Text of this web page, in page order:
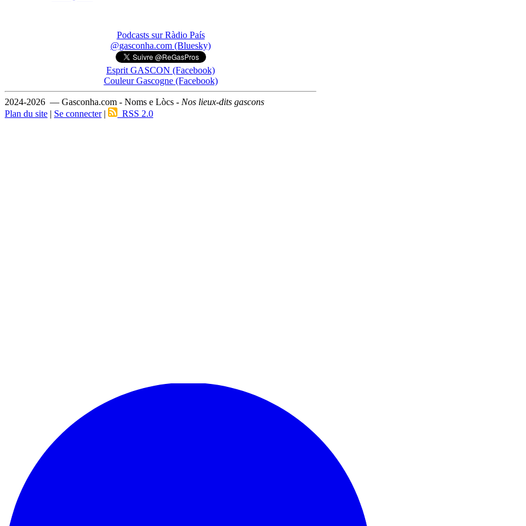
Podcasts sur Ràdio País
@gasconha.com (Bluesky)
Esprit GASCON (Facebook)
Couleur Gascogne (Facebook)
2024-2026 — Gasconha.com - Noms e Lòcs - Nos lieux-dits gascons
Plan du site | Se connecter| RSS 2.0